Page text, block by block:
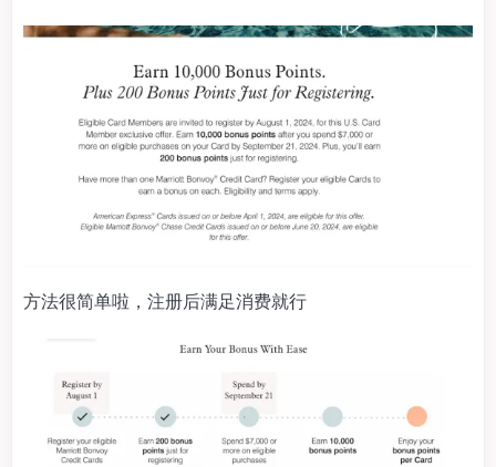
方法很简单啦，注册后满足消费就行